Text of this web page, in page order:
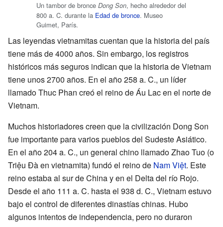
Un tambor de bronce Dong Son, hecho alrededor del
800 a. C. durante la Edad de bronce. Museo
Guimet, París.
Las leyendas vietnamitas cuentan que la historia del país
tiene más de 4000 años. Sin embargo, los registros
históricos más seguros indican que la historia de Vietnam
tiene unos 2700 años. En el año 258 a. C., un líder
llamado Thuc Phan creó el reino de Áu Lac en el norte de
Vietnam.
Muchos historiadores creen que la civilización Dong Son
fue importante para varios pueblos del Sudeste Asiático.
En el año 204 a. C., un general chino llamado Zhao Tuo (o
Triệu Đà en vietnamita) fundó el reino de Nam Việt. Este
reino estaba al sur de China y en el Delta del río Rojo.
Desde el año 111 a. C. hasta el 938 d. C., Vietnam estuvo
bajo el control de diferentes dinastías chinas. Hubo
algunos intentos de independencia, pero no duraron